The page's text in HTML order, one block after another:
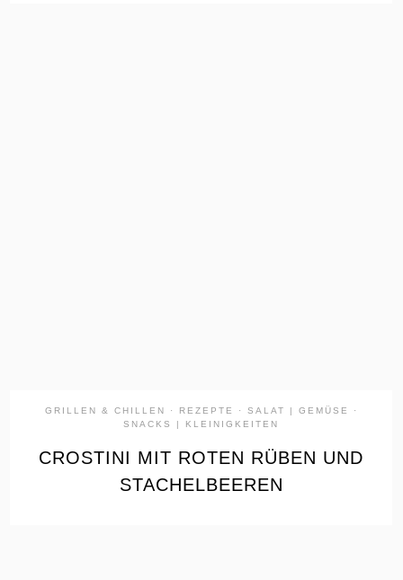
GRILLEN & CHILLEN · REZEPTE · SALAT | GEMÜSE
·
SNACKS | KLEINIGKEITEN
CROSTINI MIT ROTEN RÜBEN UND
STACHELBEEREN